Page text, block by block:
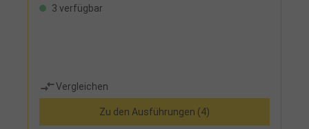
3 verfügbar
Vergleichen
Zu den Ausführungen (4)